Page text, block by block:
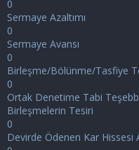
0
Sermaye Azaltımı
0
Sermaye Avansı
0
Birleşme/Bölünme/Tasfiye
0
Ortak Denetime Tabi
Birleşmelerin Tesiri
0
Devirde Ödenen Kar Hissesi